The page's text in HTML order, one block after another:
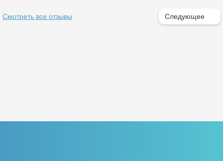
Смотреть все отзывы Следующее